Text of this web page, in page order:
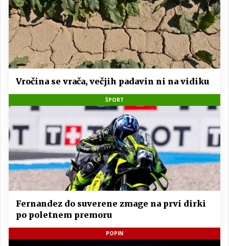
Vročina se vrača, večjih padavin ni na vidiku
ŠPORT
Fernandez do suverene zmage na prvi dirki
po poletnem premoru
POPIN